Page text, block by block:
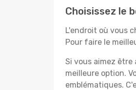
Choisissez le
L'endroit où vous
Pour faire le
Si vous aimez
meilleure option.
emblématiques.